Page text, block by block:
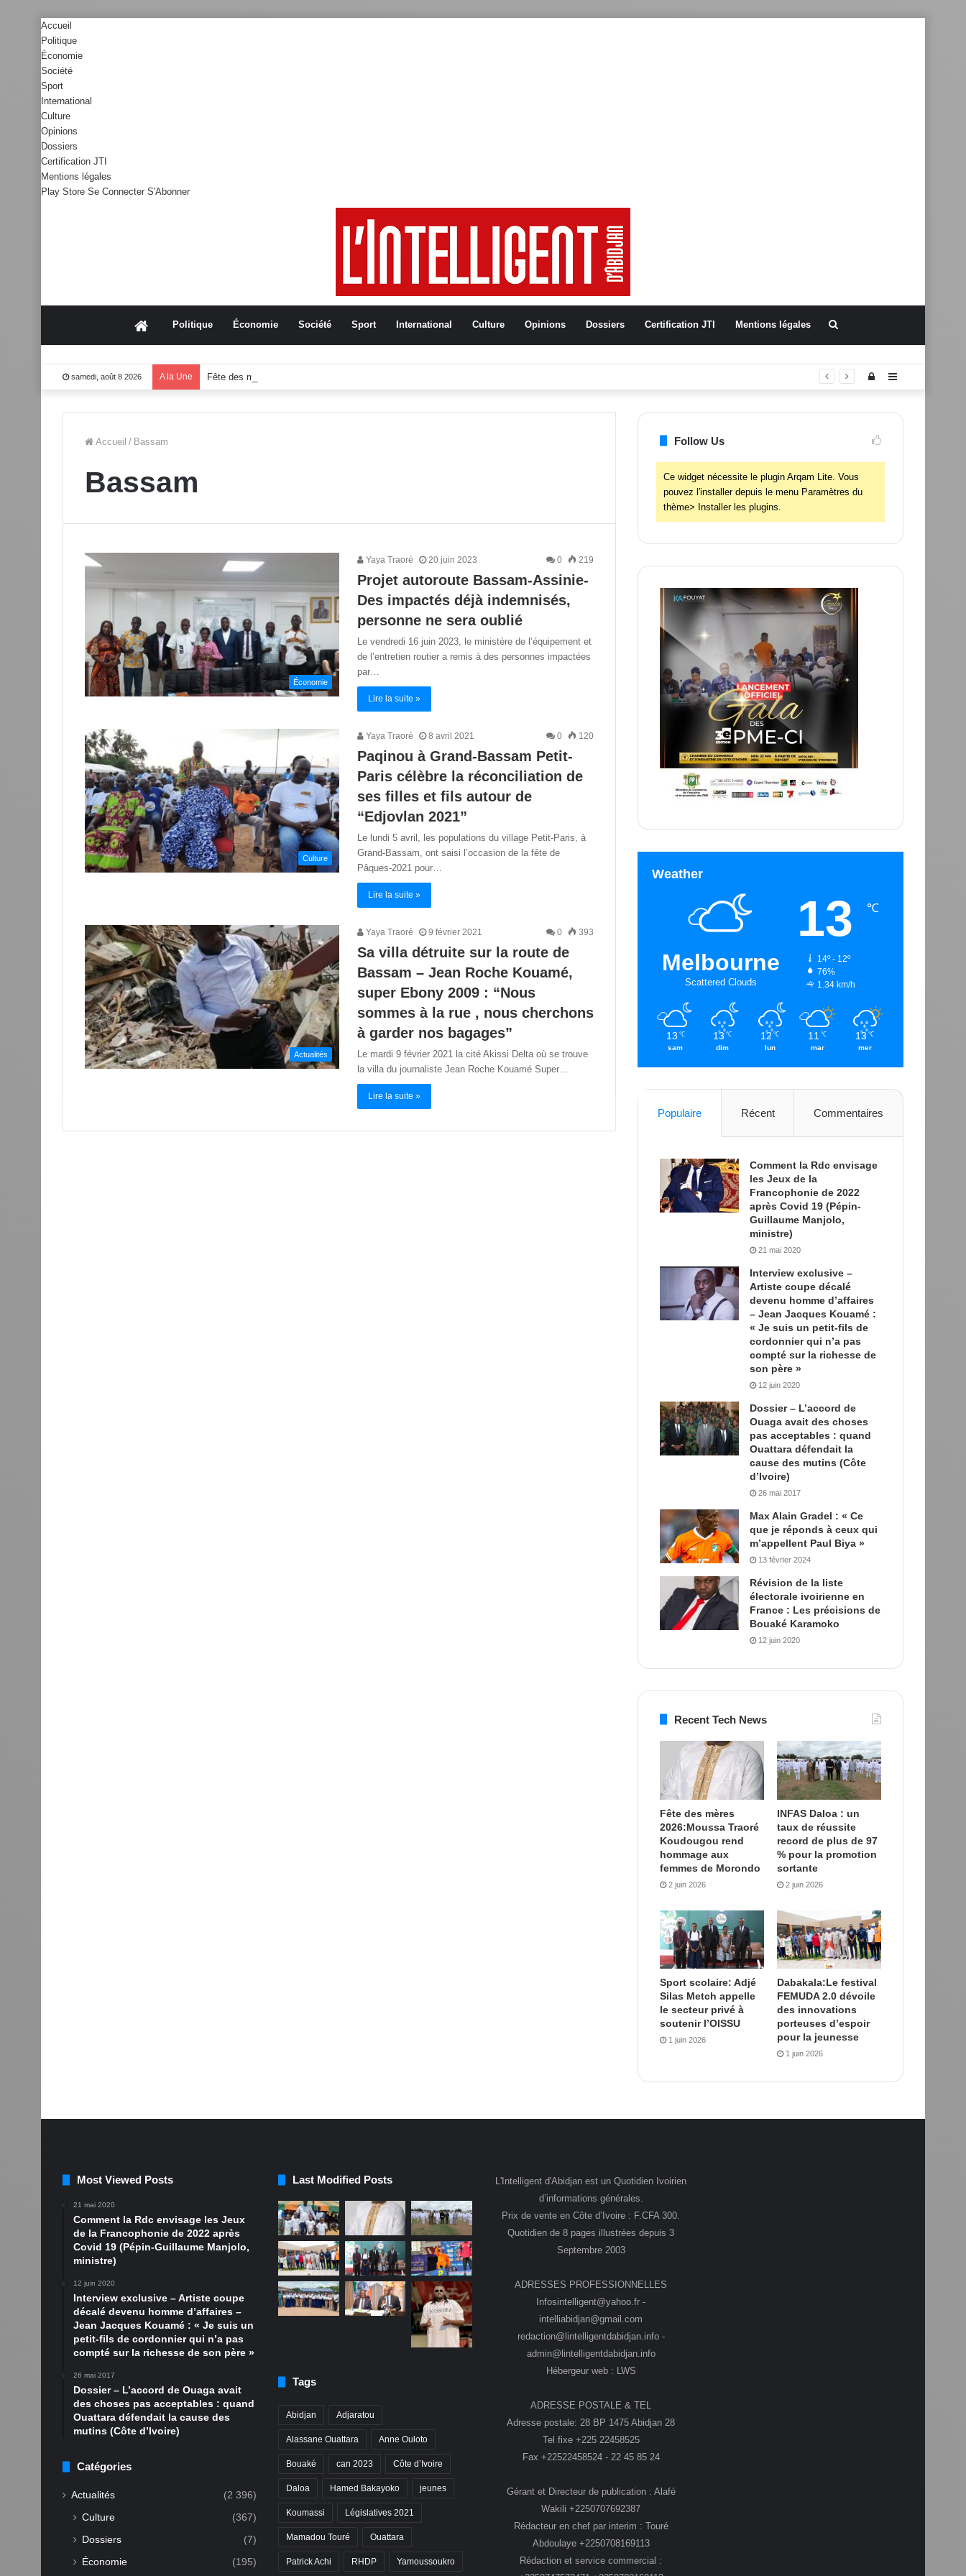
Accueil
Politique
Économie
Société
Sport
International
Culture
Opinions
Dossiers
Certification JTI
Mentions légales
Play Store Se Connecter S'Abonner
AccueilPolitique Économie Société Sport International Culture Opinions Dossiers Certification JTI Mentions légales
samedi, août 8 2026 A la Une Fête des mères 2026:Moussa Traoré Koudougou rend hommage aux femmes de Morondo Sidebar
Connexion
Accueil / Bassam
Bassam
Économie
Yaya Traoré 20 juin 2023 0 219
Projet autoroute Bassam-Assinie-
Des impactés déjà indemnisés,
personne ne sera oublié
Le vendredi 16 juin 2023, le ministère de l’équipement et
de l’entretien routier a remis à des personnes impactées
par…
Lire la suite »
Culture
Yaya Traoré 8 avril 2021 0 120
Paqinou à Grand-Bassam Petit-
Paris célèbre la réconciliation de
ses filles et fils autour de
“Edjovlan 2021”
Le lundi 5 avril, les populations du village Petit-Paris, à
Grand-Bassam, ont saisi l’occasion de la fête de
Pâques-2021 pour…
Lire la suite »
Actualités
Yaya Traoré 9 février 2021 0 393
Sa villa détruite sur la route de
Bassam – Jean Roche Kouamé,
super Ebony 2009 : “Nous
sommes à la rue , nous cherchons
à garder nos bagages”
Le mardi 9 février 2021 la cité Akissi Delta où se trouve
la villa du journaliste Jean Roche Kouamé Super…
Lire la suite »
Follow Us
Ce widget nécessite le plugin Arqam Lite. Vous
pouvez l'installer depuis le menu Paramètres du
thème> Installer les plugins.
Weather
Melbourne
Scattered Clouds
13 ℃
14º - 12º
76%
1.34 km/h
13 ℃
sam
13 ℃
dim
12 ℃
lun
11 ℃
mar
13 ℃
mer
Populaire Récent Commentaires
Comment la Rdc envisage
les Jeux de la
Francophonie de 2022
après Covid 19 (Pépin-
Guillaume Manjolo,
ministre)
21 mai 2020
Interview exclusive –
Artiste coupe décalé
devenu homme d’affaires
– Jean Jacques Kouamé :
« Je suis un petit-fils de
cordonnier qui n’a pas
compté sur la richesse de
son père »
12 juin 2020
Dossier – L’accord de
Ouaga avait des choses
pas acceptables : quand
Ouattara défendait la
cause des mutins (Côte
d’Ivoire)
26 mai 2017
Max Alain Gradel : « Ce
que je réponds à ceux qui
m’appellent Paul Biya »
13 février 2024
Révision de la liste
électorale ivoirienne en
France : Les précisions de
Bouaké Karamoko
12 juin 2020
Recent Tech News
Fête des mères
2026:Moussa Traoré
Koudougou rend
hommage aux
femmes de Morondo
2 juin 2026
INFAS Daloa : un
taux de réussite
record de plus de 97
% pour la promotion
sortante
2 juin 2026
Sport scolaire: Adjé
Silas Metch appelle
le secteur privé à
soutenir l’OISSU
1 juin 2026
Dabakala:Le festival
FEMUDA 2.0 dévoile
des innovations
porteuses d’espoir
pour la jeunesse
1 juin 2026
Most Viewed Posts
21 mai 2020
Comment la Rdc envisage les Jeux
de la Francophonie de 2022 après
Covid 19 (Pépin-Guillaume Manjolo,
ministre)
12 juin 2020
Interview exclusive – Artiste coupe
décalé devenu homme d’affaires –
Jean Jacques Kouamé : « Je suis un
petit-fils de cordonnier qui n’a pas
compté sur la richesse de son père »
26 mai 2017
Dossier – L’accord de Ouaga avait
des choses pas acceptables : quand
Ouattara défendait la cause des
mutins (Côte d’Ivoire)
Catégories
Actualités (2 396)
Culture
(367)
Dossiers
(7)
Économie
(195)
Last Modified Posts
Tags
Abidjan Adjaratou
Alassane Ouattara Anne Ouloto
Bouaké can 2023 Côte d’Ivoire
Daloa Hamed Bakayoko jeunes
Koumassi Législatives 2021
Mamadou Touré Ouattara
Patrick Achi RHDP Yamoussoukro
L'Intelligent d'Abidjan est un Quotidien Ivoirien
d’informations générales.
Prix de vente en Côte d’Ivoire : F.CFA 300.
Quotidien de 8 pages illustrées depuis 3
Septembre 2003
ADRESSES PROFESSIONNELLES
Infosintelligent@yahoo.fr -
intelliabidjan@gmail.com
redaction@lintelligentdabidjan.info -
admin@lintelligentdabidjan.info
Hébergeur web : LWS
ADRESSE POSTALE & TEL
Adresse postale: 28 BP 1475 Abidjan 28
Tel fixe +225 22458525
Fax +22522458524 - 22 45 85 24
Gérant et Directeur de publication : Alafé
Wakili +2250707692387
Rédacteur en chef par interim : Touré
Abdoulaye +2250708169113
Rédaction et service commercial :